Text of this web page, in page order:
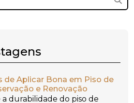
de Aplicar Bona em Piso de
e Renovação
durabilidade do piso de